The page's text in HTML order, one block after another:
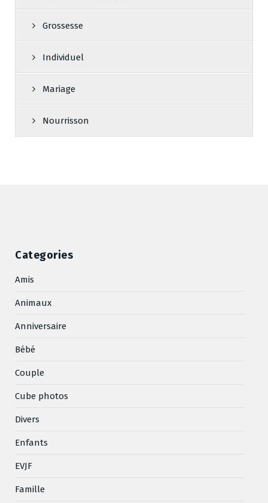
Grossesse
Individuel
Mariage
Nourrisson
Categories
Amis
Animaux
Anniversaire
Bébé
Couple
Cube photos
Divers
Enfants
EVJF
Famille